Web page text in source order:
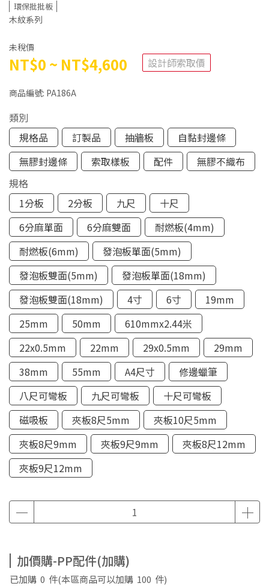
環保批批板
木紋系列
未稅價
NT$0 ~ NT$4,600 設計師索取價
商品編號: PA186A
類別
規格品
訂製品 抽牆板
自黏封邊條
無膠封邊條
索取樣板 配件
無膠不織布
規格
1分板
2分板 九尺
十尺
6分麻單面
6分麻雙面
耐燃板(4mm)
耐燃板(6mm)
發泡板單面(5mm)
發泡板雙面(5mm)
發泡板單面(18mm)
發泡板雙面(18mm)
4寸 6寸
19mm
25mm
50mm
610mmx2.44米
22x0.5mm
22mm 29x0.5mm
29mm
38mm
55mm A4尺寸
修邊蠟筆
八尺可彎板
九尺可彎板
十尺可彎板
磁吸板
夾板8尺5mm
夾板10尺5mm
夾板8尺9mm
夾板9尺9mm
夾板8尺12mm
夾板9尺12mm
加價購-PP配件(加購)
已加購 0 件(本區商品可以加購 100 件)